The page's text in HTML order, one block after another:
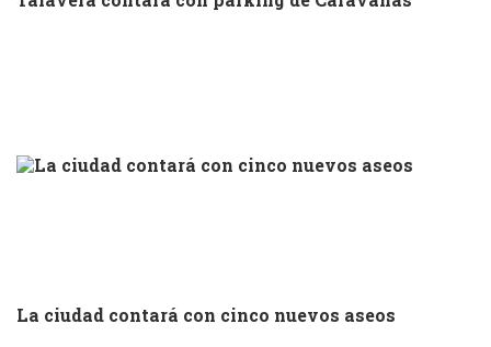
La ciudad contará con cinco nuevos aseos